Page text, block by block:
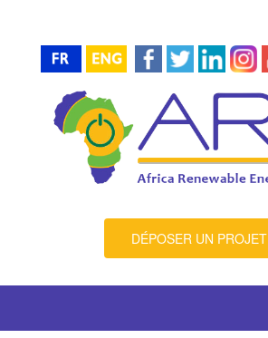
DÉPOSER UN PROJET